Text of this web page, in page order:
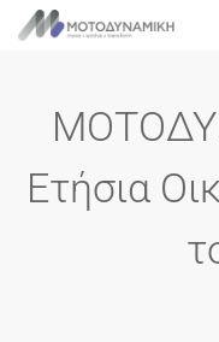
Ετήσια